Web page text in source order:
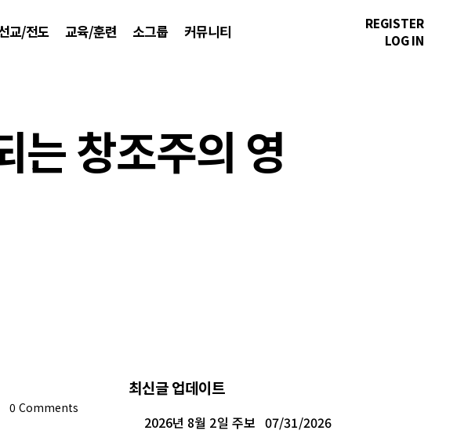
교/전도 교육/훈련 소그룹 커뮤니티
REGISTER
LOG IN
창조주의 영
0 Comments
최신글 업데이트
2026년 8월 2일 주보 07/31/2026